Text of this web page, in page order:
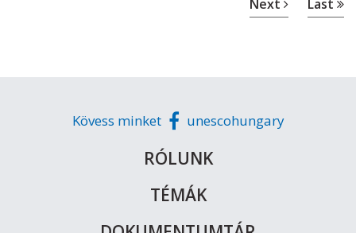
Next Last
Kövess minket unescohungary
RÓLUNK
TÉMÁK